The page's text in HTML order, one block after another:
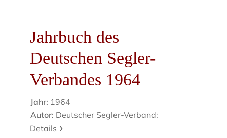
Jahrbuch des
Deutschen Segler-
Verbandes 1964
Jahr: 1964
Autor: Deutscher Segler-Verband:
Details